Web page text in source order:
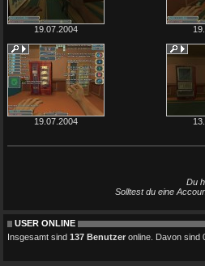
19.07.2004
19.07.2004
Du
Solltest du eine
USER ONLINE
Insgesamt sind 137 Benutzer online. Davon sind